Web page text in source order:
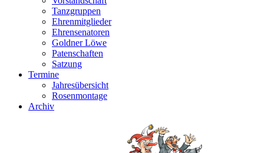
Tanzgruppen
Ehrenmitglieder
Ehrensenatoren
Goldner Löwe
Patenschaften
Satzung
Termine
Jahresübersicht
Rosenmontage
Archiv